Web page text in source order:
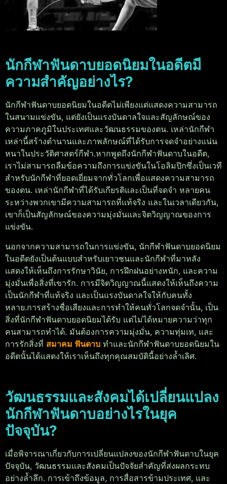
นักกีฬาฟันดาบยอดนิยมในอดีตมี
ความสำคัญอย่างไร?
นักกีฬาฟันดาบยอดนิยมในอดีตไม่เพียงแต่แสดงความสามารถ
ในสนามแข่งขัน, แต่ยังเป็นแรงบันดาลใจและสัญลักษณ์ของ
ความภาคภูมิในประเทศและวัฒนธรรมของตน. เหล่านักกีฬา
เหล่านี้สร้างตำนานและภาพลักษณ์ที่ได้รับการจดจำอย่างแน่น
หนาในประวัติศาสตร์กีฬา.หากพูดถึงนักกีฬาฟันดาบในอดีต,
เราไม่สามารถลืมข้อความถึงการแข่งขันในโอลิมปิกซึ่งเป็นเวที
สำหรับนักกีฬาที่ยอดเยี่ยมจากทั่วโลกเพื่อแสดงความสามารถ
ของตน. เหล่านักกีฬาที่ได้รับเกียรติและเป็นที่จดจำ หลายคน
ระหว่างพวกเขามีความสามารถที่แท้จริง และในเวลาเดียวกัน,
เขาก็เป็นสัญลักษณ์ของความมุ่งมั่นและจิตวิญญาณของการ
แข่งขัน.
นอกจากความสามารถในการแข่งขัน, นักกีฬาฟันดาบยอดนิยม
ในอดีตยังเป็นต้นแบบสำหรับเยาวชนและนักกีฬาที่มาหลัง
แสดงให้เห็นถึงการรักษาวินัย, การฝึกฝนอย่างหนัก, และความ
มุ่งมั่นเพื่อสิ่งที่เขารัก. การมีจิตวิญญาณนี้แสดงให้เห็นถึงความ
เป็นนักกีฬาที่แท้จริง และเป็นแรงบันดาลใจให้กับคนทั้ง
หลาย.การสร้างชื่อเสียงและการทำให้คนทั่วโลกจดจำนั้น, เป็น
สิ่งที่นักกีฬาฟันดาบยอดนิยมได้รับ แต่ไม่ได้หมายความว่าทุก
คนสามารถทำได้. มันต้องการความมุ่งมั่น, ความทุ่มเท, และ
การรักสิ่งที่ สมาคม ฟันดาบ ทำและนักกีฬาฟันดาบยอดนิยมใน
อดีตนั้นได้แสดงให้เราเห็นถึงทุกคุณสมบัตินี้อย่างล้ำเลิศ.
วัฒนธรรมและสังคมได้เปลี่ยนแปลง
นักกีฬาฟันดาบอย่างไรในยุค
ปัจจุบัน?
เมื่อพิจารณาเกี่ยวกับการเปลี่ยนแปลงของนักกีฬาฟันดาบในยุค
ปัจจุบัน, วัฒนธรรมและสังคมเป็นปัจจัยสำคัญที่ส่งผลกระทบ
อย่างล้ำลึก. การเข้าถึงข้อมูล, การสื่อสารข้ามประเทศ, และ